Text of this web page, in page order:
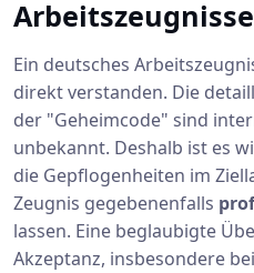
Ein deutsches
direkt verstanden. Die
der "Geheimcode" sind
unbekannt. Deshalb ist es
die Gepflogenheiten im
Zeugnis gegebenenfalls
lassen. Eine beglaubigte
Akzeptanz, insbesondere